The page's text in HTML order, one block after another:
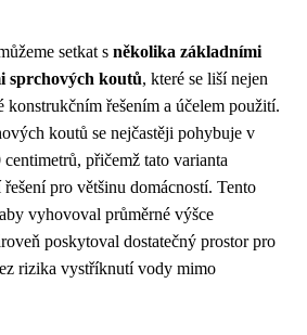
setkat s několika základními
sprchových koutů, které se liší nejen
konstrukčním řešením a účelem použití.
koutů se nejčastěji pohybuje v
přičemž tato varianta
pro většinu domácností. Tento
vyhovoval průměrné výšce
poskytoval dostatečný prostor pro
rizika vystříknutí vody mimo